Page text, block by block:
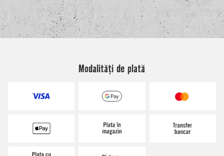
Modalități de plată